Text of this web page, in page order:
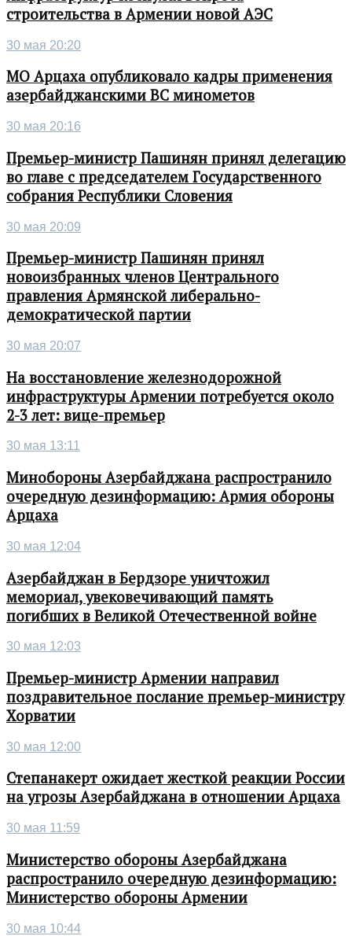
строительства в Армении новой АЭС
30 мая 20:20
МО Арцаха опубликовало кадры применения
азербайджанскими ВС минометов
30 мая 20:16
Премьер-министр Пашинян принял делегацию
во главе с председателем Государственного
собрания Республики Словения
30 мая 20:09
Премьер-министр Пашинян принял
новоизбранных членов Центрального
правления Армянской либерально-
демократической партии
30 мая 20:07
На восстановление железнодорожной
инфраструктуры Армении потребуется около
2-3 лет: вице-премьер
30 мая 13:11
Минобороны Азербайджана распространило
очередную дезинформацию: Армия обороны
Арцаха
30 мая 12:04
Азербайджан в Бердзоре уничтожил
мемориал, увековечивающий память
погибших в Великой Отечественной войне
30 мая 12:03
Премьер-министр Армении направил
поздравительное послание премьер-министру
Хорватии
30 мая 12:00
Степанакерт ожидает жесткой реакции России
на угрозы Азербайджана в отношении Арцаха
30 мая 11:59
Министерство обороны Азербайджана
распространило очередную дезинформацию:
Министерство обороны Армении
30 мая 10:44